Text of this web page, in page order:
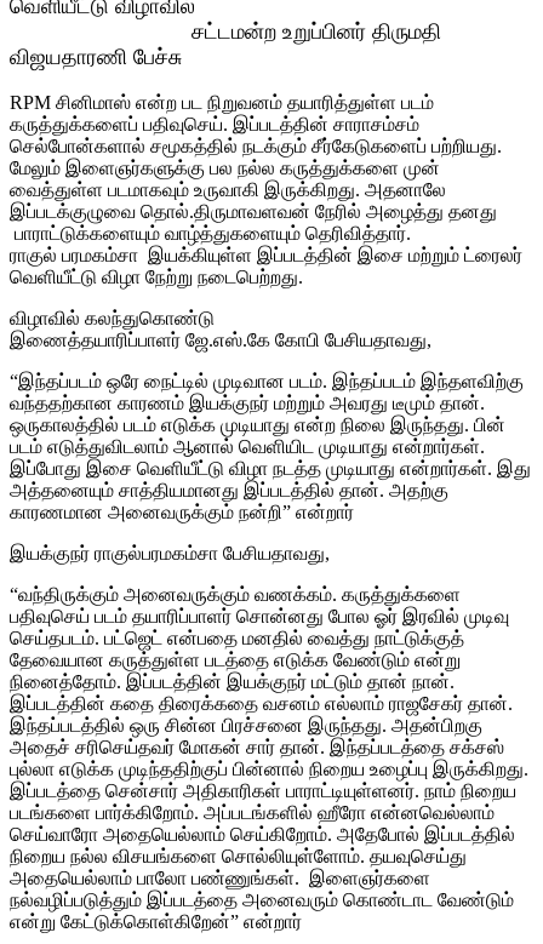
வெளியீட்டு விழாவில்
சட்டமன்ற உறுப்பினர் திருமதி
விஜயதாரணி பேச்சு
RPM சினிமாஸ் என்ற பட நிறுவனம் தயாரித்துள்ள படம்
கருத்துக்களைப் பதிவுசெய். இப்படத்தின் சாராசம்சம்
செல்போன்களால் சமூகத்தில் நடக்கும் சீர்கேடுகளைப் பற்றியது.
மேலும் இளைஞர்களுக்கு பல நல்ல கருத்துக்களை முன்
வைத்துள்ள படமாகவும் உருவாகி இருக்கிறது. அதனாலே
இப்படக்குழுவை தொல்.திருமாவளவன் நேரில் அழைத்து தனது
பாராட்டுக்களையும் வாழ்த்துகளையும் தெரிவித்தார்.
ராகுல் பரமகம்சா இயக்கியுள்ள இப்படத்தின் இசை மற்றும் ட்ரைலர்
வெளியீட்டு விழா நேற்று நடைபெற்றது.
விழாவில் கலந்துகொண்டு
இணைத்தயாரிப்பாளர் ஜே.எஸ்.கே கோபி பேசியதாவது,
“இந்தப்படம் ஒரே நைட்டில் முடிவான படம். இந்தப்படம் இந்தளவிற்கு
வந்ததற்கான காரணம் இயக்குநர் மற்றும் அவரது டீமும் தான்.
ஒருகாலத்தில் படம் எடுக்க முடியாது என்ற நிலை இருந்தது. பின்
படம் எடுத்துவிடலாம் ஆனால் வெளியிட முடியாது என்றார்கள்.
இப்போது இசை வெளியீட்டு விழா நடத்த முடியாது என்றார்கள். இது
அத்தனையும் சாத்தியமானது இப்படத்தில் தான். அதற்கு
காரணமான அனைவருக்கும் நன்றி” என்றார்
இயக்குநர் ராகுல்பரமகம்சா பேசியதாவது,
“வந்திருக்கும் அனைவருக்கும் வணக்கம். கருத்துக்களை
பதிவுசெய் படம் தயாரிப்பாளர் சொன்னது போல ஓர் இரவில் முடிவு
செய்தபடம். பட்ஜெட் என்பதை மனதில் வைத்து நாட்டுக்குத்
தேவையான கருத்துள்ள படத்தை எடுக்க வேண்டும் என்று
நினைத்தோம். இப்படத்தின் இயக்குநர் மட்டும் தான் நான்.
இப்படத்தின் கதை திரைக்கதை வசனம் எல்லாம் ராஜசேகர் தான்.
இந்தப்படத்தில் ஒரு சின்ன பிரச்சனை இருந்தது. அதன்பிறகு
அதைச் சரிசெய்தவர் மோகன் சார் தான். இந்தப்படத்தை சக்சஸ்
புல்லா எடுக்க முடிந்ததிற்குப் பின்னால் நிறைய உழைப்பு இருக்கிறது.
இப்படத்தை சென்சார் அதிகாரிகள் பாராட்டியுள்ளனர். நாம் நிறைய
படங்களை பார்க்கிறோம். அப்படங்களில் ஹீரோ என்னவெல்லாம்
செய்வாரோ அதையெல்லாம் செய்கிறோம். அதேபோல் இப்படத்தில்
நிறைய நல்ல விசயங்களை சொல்லியுள்ளோம். தயவுசெய்து
அதையெல்லாம் பாலோ பண்ணுங்கள். இளைஞர்களை
நல்வழிப்படுத்தும் இப்படத்தை அனைவரும் கொண்டாட வேண்டும்
என்று கேட்டுக்கொள்கிறேன்” என்றார்